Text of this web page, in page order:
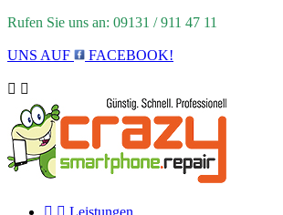
Rufen Sie uns an: 09131 / 911 47 11
UNS AUF
FACEBOOK!
 
  Leistungen